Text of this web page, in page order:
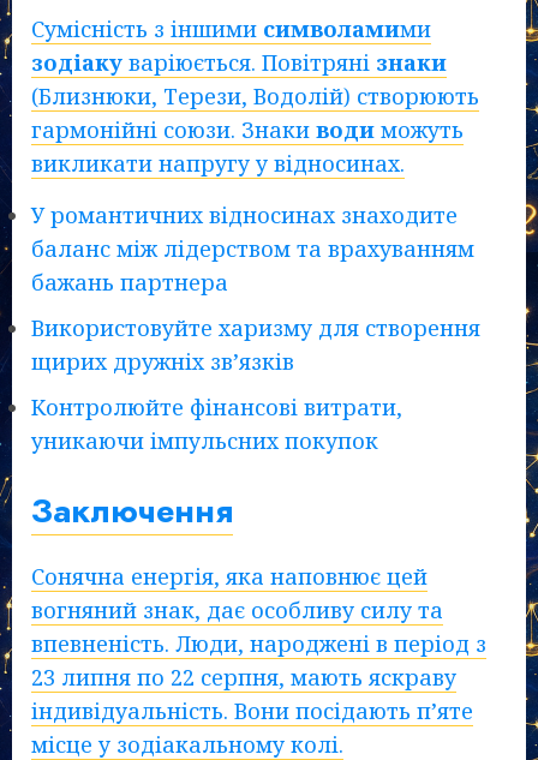
Сумісність з іншими символамими
зодіаку варіюється. Повітряні знаки
(Близнюки, Терези, Водолій) створюють
гармонійні союзи. Знаки води можуть
викликати напругу у відносинах.
У романтичних відносинах знаходите
баланс між лідерством та врахуванням
бажань партнера
Використовуйте харизму для створення
щирих дружніх зв’язків
Контролюйте фінансові витрати,
уникаючи імпульсних покупок
Заключення
Сонячна енергія, яка наповнює цей
вогняний знак, дає особливу силу та
впевненість. Люди, народжені в період з
23 липня по 22 серпня, мають яскраву
індивідуальність. Вони посідають п’яте
місце у зодіакальному колі.